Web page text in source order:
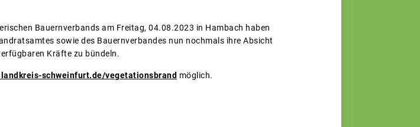
Bauernverbands am Freitag, 04.08.2023 in Hambach haben
sowie des Bauernverbandes nun nochmals ihre Absicht
Kräfte zu bündeln.
schweinfurt.de/vegetationsbrand möglich.